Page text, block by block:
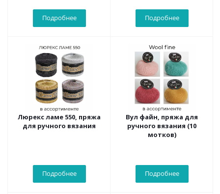
Подробнее Подробнее
Люрекс ламе 550, пряжа
для ручного вязания
Подробнее
Вул файн, пряжа для
ручного вязания (10
мотков)
Подробнее